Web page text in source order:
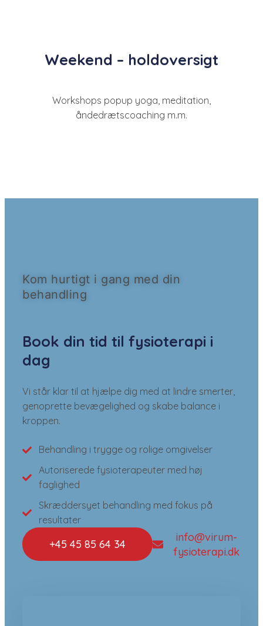
Weekend – holdoversigt
Workshops popup yoga, meditation,
åndedrætscoaching m.m.
Kom hurtigt i gang med din
behandling
Book din tid til fysioterapi i
dag
Vi står klar til at hjælpe dig med at lindre smerter,
genoprette bevægelighed og skabe balance i
kroppen.
Behandling i trygge og rolige omgivelser
Autoriserede fysioterapeuter med høj
faglighed
Skræddersyet behandling med fokus på
resultater
+45 45 85 64 34
info@virum-
fysioterapi.dk